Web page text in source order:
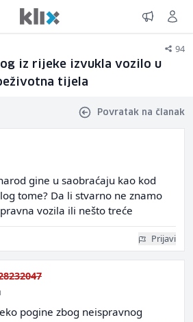
94
iz rijeke izvukla vozilo u
tijela
Povratak na članak
gine u saobraćaju kao kod
tome? Da li stvarno ne znamo
vozila ili nešto treće
Prijavi
pogine zbog neispravnog